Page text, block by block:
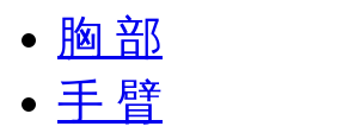
胸 部
手 臂